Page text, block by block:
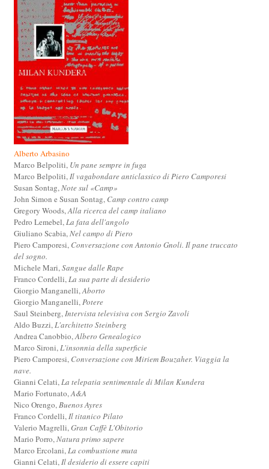
Alberto Arbasino
Marco Belpoliti, Un pane sempre in fuga
Marco Belpoliti,Il vagabondare anticlassico di Piero Camporesi
Susan Sontag,Note sul «Camp»
John Simon e Susan Sontag, Camp contro camp
Gregory Woods,Alla ricerca del camp italiano
Pedro Lemebel,La fata dell'angolo
Giuliano Scabia,Nel campo di Piero
Piero Camporesi, Conversazione con Antonio Gnoli. Il pane truccato
del sogno.
Michele Mari,Sangue dalle Rape
Franco Cordelli,La sua parte di desiderio
Giorgio Manganelli,Aborto
Giorgio Manganelli,Potere
Saul Steinberg,Intervista televisiva con Sergio Zavoli
Aldo Buzzi,L'architetto Steinberg
Andrea Canobbio,Albero Genealogico
Marco Sironi,L'insonnia della superficie
Piero Camporesi, Conversazione con Miriem Bouzaher. Viaggia la
nave.
Gianni Celati,La telepatia sentimentale di Milan Kundera
Mario Fortunato,A&A
Nico Orengo,Buenos Ayres
Franco Cordelli,Il titanico Pilato
Valerio Magrelli,Gran Caffè L'Obitorio
Mario Porro,Natura primo sapere
Marco Ercolani,La combustione muta
Gianni Celati,Il desiderio di essere capiti